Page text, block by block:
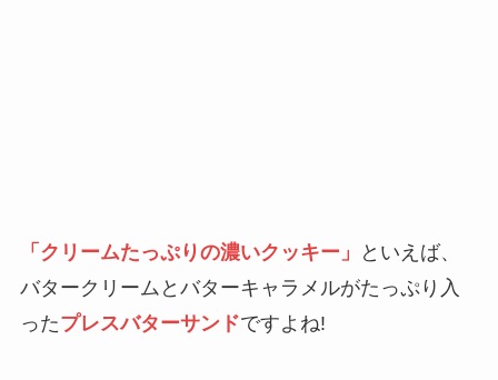
「クリームたっぷりの濃いクッキー」
といえば、
バタークリームとバターキャラメルがたっぷり入
ったプレスバターサンドですよね!